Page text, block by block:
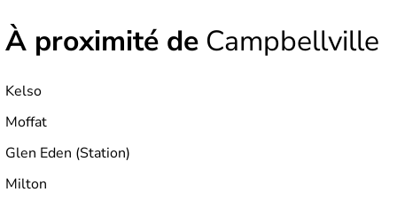
À proximité de Campbellville
Kelso
Moffat
Glen Eden (Station)
Milton